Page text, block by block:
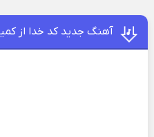
آهنگ جدید کد خدا از